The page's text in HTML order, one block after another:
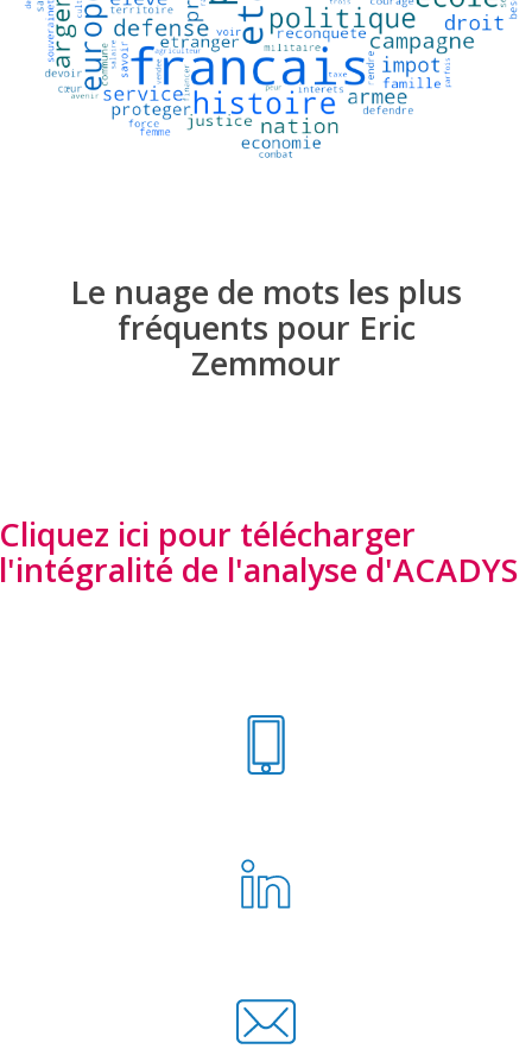
Le nuage de mots les plus
fréquents pour Eric
Zemmour
Cliquez ici pour télécharger
l'intégralité de l'analyse d'ACADYS